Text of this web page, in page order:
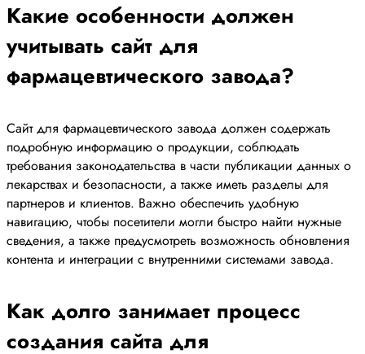
Какие особенности должен
учитывать сайт для
фармацевтического завода?
Сайт для фармацевтического завода должен содержать
подробную информацию о продукции, соблюдать
требования законодательства в части публикации данных о
лекарствах и безопасности, а также иметь разделы для
партнеров и клиентов. Важно обеспечить удобную
навигацию, чтобы посетители могли быстро найти нужные
сведения, а также предусмотреть возможность обновления
контента и интеграции с внутренними системами завода.
Как долго занимает процесс
создания сайта для